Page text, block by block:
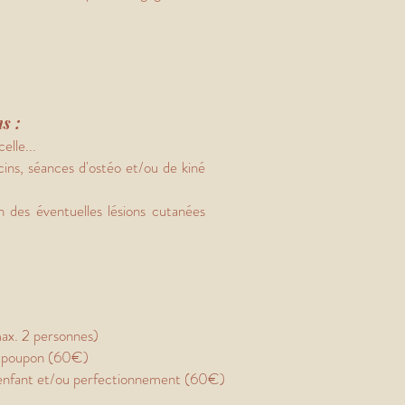
:
séances d'ostéo et/ou de kiné
éventuelles lésions cutanées
2 personnes)
poupon (60€)
et/ou perfectionnement (60€)